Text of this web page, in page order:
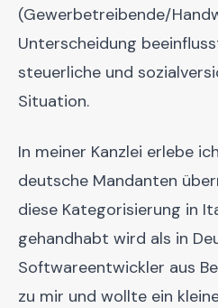
(Gewerbetreibende/
Unterscheidung
steuerliche und
Situation.
In meiner Kanzlei erlebe
deutsche Mandanten
diese Kategorisierung in
gehandhabt wird als in
Softwareentwickler aus
zu mir und wollte ein